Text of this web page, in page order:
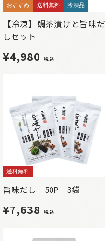
おすすめ 送料無料 冷凍品
【冷凍】鯛茶漬けと旨味だ
しセット
¥4,980 税込
送料無料
旨味だし 50P 3袋
¥7,638 税込